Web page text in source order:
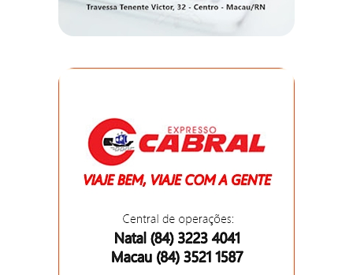
CURSINHO
DEMISSÕES
DESCASO
DESENVOLVIMENTO
DESENVOLVIMENTO